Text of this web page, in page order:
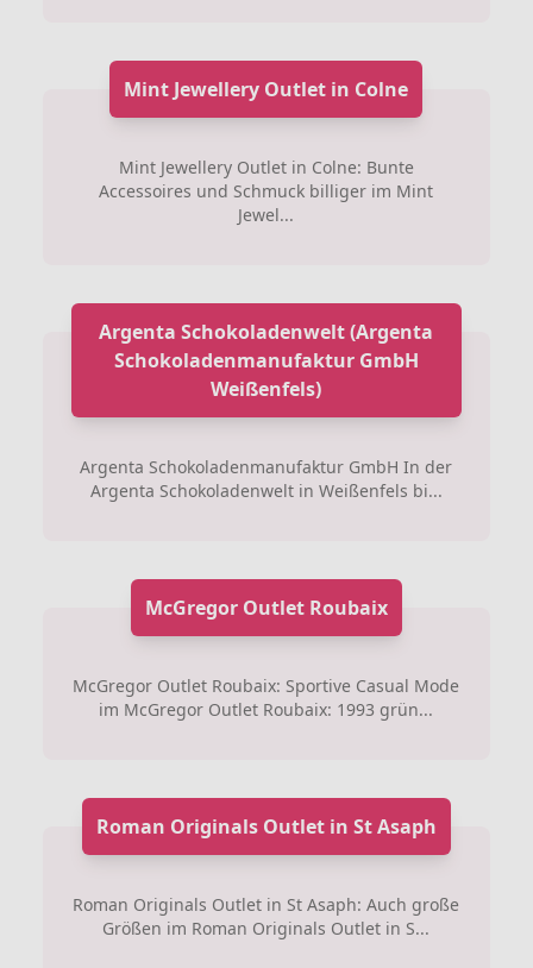
Mint Jewellery Outlet in Colne
Mint Jewellery Outlet in Colne: Bunte
Accessoires und Schmuck billiger im Mint
Jewel...
Argenta Schokoladenwelt (Argenta
Schokoladenmanufaktur GmbH
Weißenfels)
Argenta Schokoladenmanufaktur GmbH In der
Argenta Schokoladenwelt in Weißenfels bi...
McGregor Outlet Roubaix
McGregor Outlet Roubaix: Sportive Casual Mode
im McGregor Outlet Roubaix: 1993 grün...
Roman Originals Outlet in St Asaph
Roman Originals Outlet in St Asaph: Auch große
Größen im Roman Originals Outlet in S...